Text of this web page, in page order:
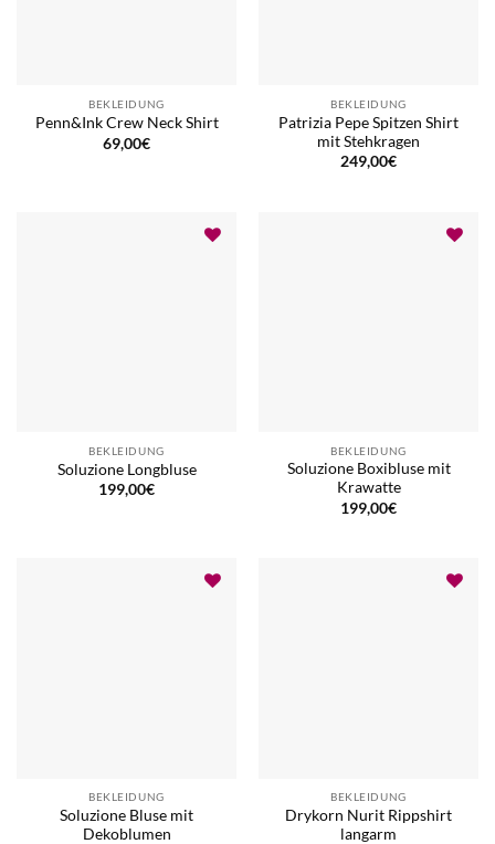
BEKLEIDUNG
Penn&Ink Crew Neck Shirt
69,00€
BEKLEIDUNG
Patrizia Pepe Spitzen Shirt
mit Stehkragen
249,00€
BEKLEIDUNG
Soluzione Longbluse
199,00€
BEKLEIDUNG
Soluzione Boxibluse mit
Krawatte
199,00€
BEKLEIDUNG
Soluzione Bluse mit
Dekoblumen
BEKLEIDUNG
Drykorn Nurit Rippshirt
langarm